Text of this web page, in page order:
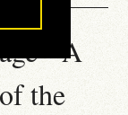
- A
the